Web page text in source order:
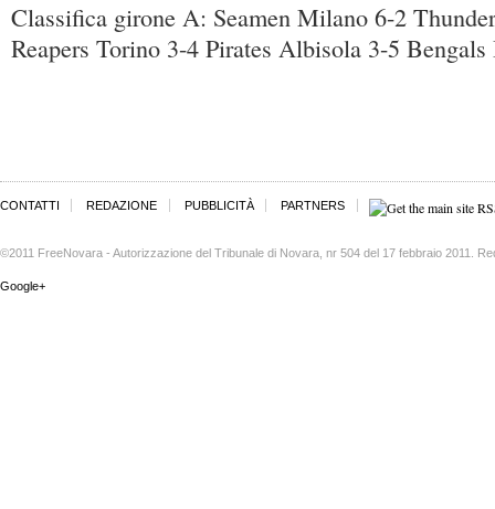
Classifica girone A: Seamen Milano 6-2
Reapers Torino 3-4 Pirates Albisola 3-5
CONTATTI REDAZIONE PUBBLICITÀ PARTNERS
©2011 FreeNovara - Autorizzazione del Tribunale di Novara, nr 504 del 17 febbraio 2011.
Google+